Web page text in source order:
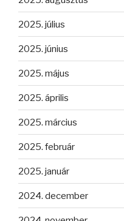
2025. július
2025. június
2025. május
2025. április
2025. március
2025. február
2025. január
2024. december